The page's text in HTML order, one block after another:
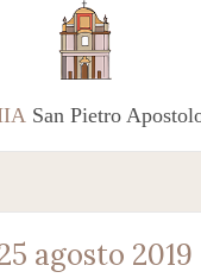
San Pietro
agosto